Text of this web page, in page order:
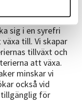
När vi
automatiskt
sig i en syrefri
till. Vi skapar
tillväxt och
att växa.
minskar vi
också vid
tillgänglig för